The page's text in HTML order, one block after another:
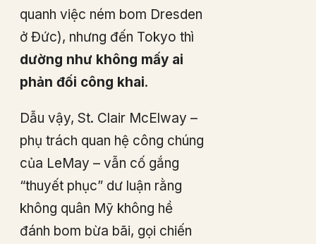
quanh việc ném bom Dresden
ở Đức), nhưng đến Tokyo thì
dường như không mấy ai
phản đối công khai.
Dẫu vậy, St. Clair McElway –
phụ trách quan hệ công chúng
của LeMay – vẫn cố gắng
“thuyết phục” dư luận rằng
không quân Mỹ không hề
đánh bom bừa bãi, gọi chiến